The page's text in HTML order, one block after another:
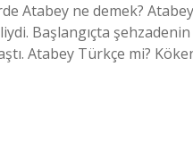
Atabey ne demek?
Başlangıçta
Atabey Türkçe mi?